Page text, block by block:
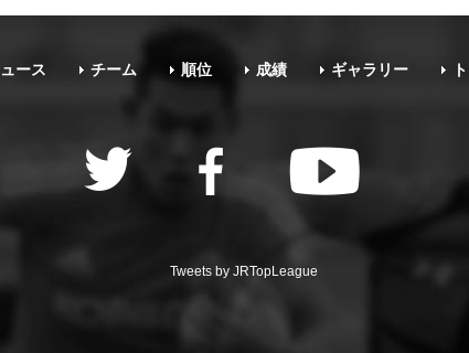
ース チーム 順位 成績 ギャラリー
Tweets by JRTopLeague